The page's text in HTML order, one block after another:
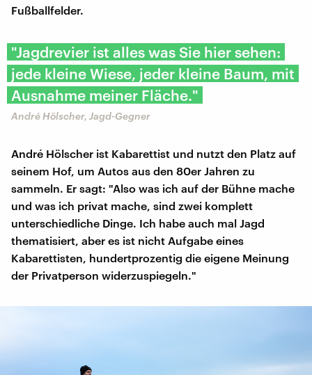
Fußballfelder.
"Jagdrevier ist alles was Sie hier sehen:
jede kleine Wiese, jeder kleine Baum, mit
Ausnahme meiner Fläche."
André Hölscher, Jagd-Gegner
André Hölscher ist Kabarettist und nutzt den Platz auf
seinem Hof, um Autos aus den 80er Jahren zu
sammeln. Er sagt: "Also was ich auf der Bühne mache
und was ich privat mache, sind zwei komplett
unterschiedliche Dinge. Ich habe auch mal Jagd
thematisiert, aber es ist nicht Aufgabe eines
Kabarettisten, hundertprozentig die eigene Meinung
der Privatperson widerzuspiegeln."